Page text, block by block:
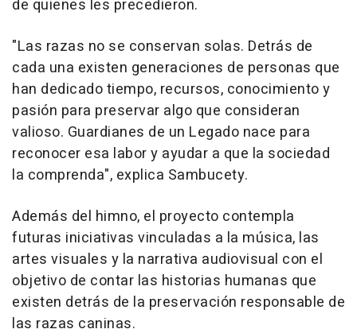
de quienes les precedieron.
"Las razas no se conservan solas. Detrás de
cada una existen generaciones de personas que
han dedicado tiempo, recursos, conocimiento y
pasión para preservar algo que consideran
valioso. Guardianes de un Legado nace para
reconocer esa labor y ayudar a que la sociedad
la comprenda", explica Sambucety.
Además del himno, el proyecto contempla
futuras iniciativas vinculadas a la música, las
artes visuales y la narrativa audiovisual con el
objetivo de contar las historias humanas que
existen detrás de la preservación responsable de
las razas caninas.